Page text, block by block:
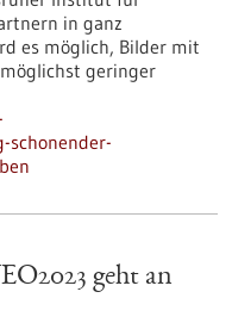
in ganz
es möglich, Bilder mit
geringer
geht an